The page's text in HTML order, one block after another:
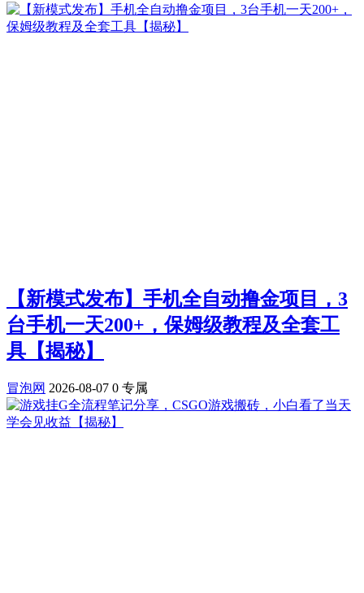
【新模式发布】手机全自动撸金项目，3
台手机一天200+，保姆级教程及全套工
具【揭秘】
冒泡网 2026-08-07 0 专属